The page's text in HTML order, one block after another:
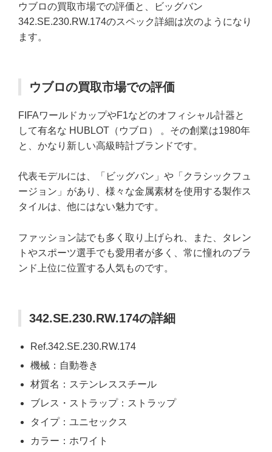
ウブロの買取市場での評価と、ビッグバン
342.SE.230.RW.174のスペック詳細は次のようになり
ます。
ウブロの買取市場での評価
FIFAワールドカップやF1などのオフィシャル計器と
して有名な HUBLOT（ウブロ） 。その創業は1980年
と、かなり新しい高級時計ブランドです。
代表モデルには、「ビッグバン」や「クラシックフュ
ージョン」があり、様々な金属素材を使用する製作ス
タイルは、他にはない魅力です。
ファッション誌でも多く取り上げられ、また、タレン
トやスポーツ選手でも愛用者が多く、常に憧れのブラ
ンド上位に位置する人気ものです。
342.SE.230.RW.174の詳細
Ref.342.SE.230.RW.174
機械：自動巻き
材質名：ステンレススチール
ブレス・ストラップ：ストラップ
タイプ：ユニセックス
カラー：ホワイト